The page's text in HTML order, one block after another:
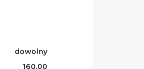
dowolny
160.00